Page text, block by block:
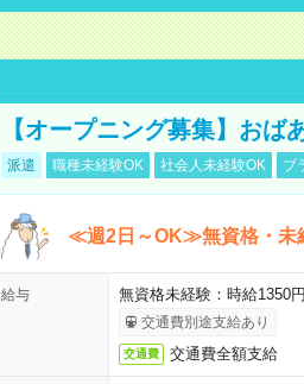
【オープニング募集】お
派遣 職種未経験OK 社会人未経験OK ブ
≪週2日～OK≫無資格・未
給与 無資格未経験：時給
交通費別途支給あり
交通費 交通費全額支給